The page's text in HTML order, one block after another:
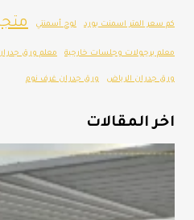
كم سعر المتر اسمنت بورد لوح أسمنتي
معلم برجولات وجلسات خارجية معلم ورق
ورق جدران الرياض ورق جدران غرف نوم
اخر المقالات